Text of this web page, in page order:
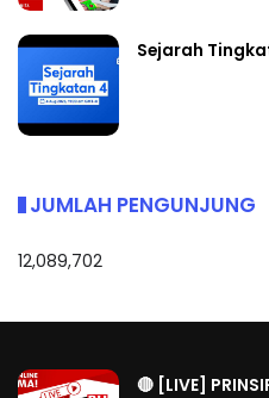
Sejarah
JUMLAH PENGUNJUNG
12,089,702
🔴 [LIVE]